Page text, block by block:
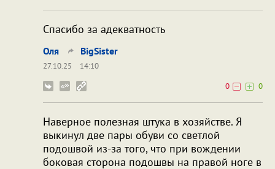
Спасибо за адекватность
Оля BigSister
27.10.25
14:10
0
0
Наверное полезная штука в хозяйстве. Я
выкинул две пары обуви со светлой
подошвой из-за того, что при вождении
боковая сторона подошвы на правой ноге в